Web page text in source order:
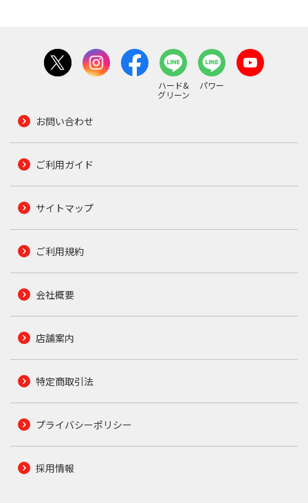
ハード&
グリーン
パワー
お問い合わせ
ご利用ガイド
サイトマップ
ご利用規約
会社概要
店舗案内
特定商取引法
プライバシーポリシー
採用情報